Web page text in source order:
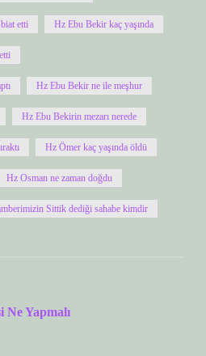
etti Hz Ebu Bekir kaç yaşında
Hz Ebu Bekir ne ile meşhur
Hz Ebu Bekirin mezarı nerede
Hz Ömer kaç yaşında öldü
Hz Osman ne zaman doğdu
Sittik dediği sahabe kimdir
Ne Yapmalı